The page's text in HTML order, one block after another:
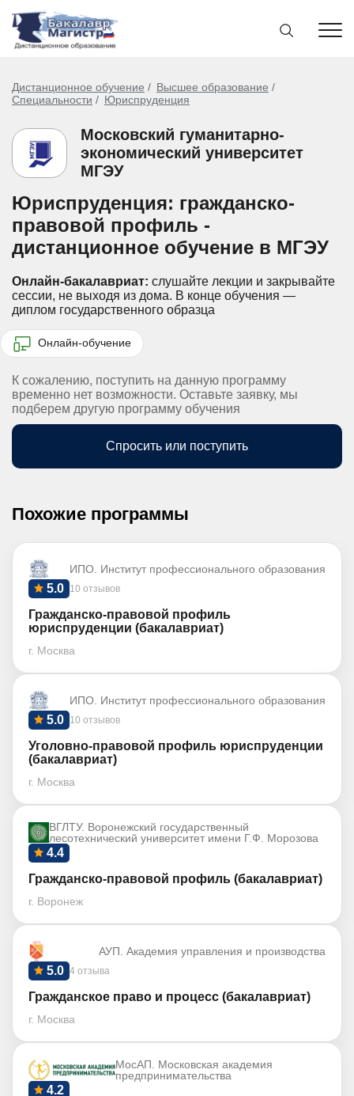
Дистанционное обучение
Высшее образование
Специальности
Юриспруденция
Московский гуманитарно-
экономический университет
МГЭУ
Юриспруденция: гражданско-
правовой профиль -
дистанционное обучение в МГЭУ
Онлайн-бакалавриат: слушайте лекции и закрывайте
сессии, не выходя из дома. В конце обучения —
диплом государственного образца
Онлайн-обучение
К сожалению, поступить на данную программу
временно нет возможности. Оставьте заявку, мы
подберем другую программу обучения
Спросить или поступить
Похожие программы
ИПО. Институт профессионального образования
10 отзывов
5.0
Гражданско-правовой профиль
юриспруденции (бакалавриат)
г. Москва
ИПО. Институт профессионального образования
10 отзывов
5.0
Уголовно-правовой профиль юриспруденции
(бакалавриат)
г. Москва
ВГЛТУ. Воронежский государственный
лесотехнический университет имени Г.Ф. Морозова
4.4
Гражданско-правовой профиль (бакалавриат)
г. Воронеж
АУП. Академия управления и производства
4 отзыва
5.0
Гражданское право и процесс (бакалавриат)
г. Москва
МосАП. Московская академия
предпринимательства
4.2